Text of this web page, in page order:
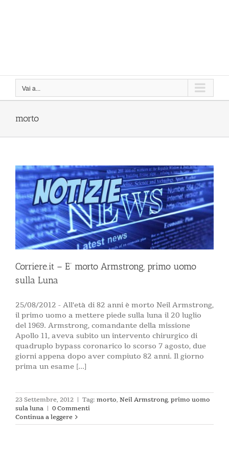
Vai a...
morto
Corriere.it – E’ morto Armstrong, primo uomo
sulla Luna
25/08/2012 - All'età di 82 anni è morto Neil Armstrong,
il primo uomo a mettere piede sulla luna il 20 luglio
del 1969. Armstrong, comandante della missione
Apollo 11, aveva subito un intervento chirurgico di
quadruplo bypass coronarico lo scorso 7 agosto, due
giorni appena dopo aver compiuto 82 anni. Il giorno
prima un esame [...]
23 Settembre, 2012 | Tag: morto, Neil Armstrong, primo uomo
sula luna | 0 Commenti
Continua a leggere